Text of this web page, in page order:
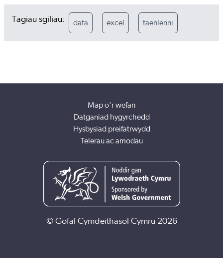
Tagiau sgiliau: data excel taenlenni
Map o'r wefan
Datganiad hygyrchedd
Hysbysiad preifatrwydd
Telerau ac amodau
© Gofal Cymdeithasol Cymru 2026